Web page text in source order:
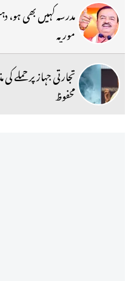
مدرسہ کہیں بھی ہو،
موریہ
محفوظ